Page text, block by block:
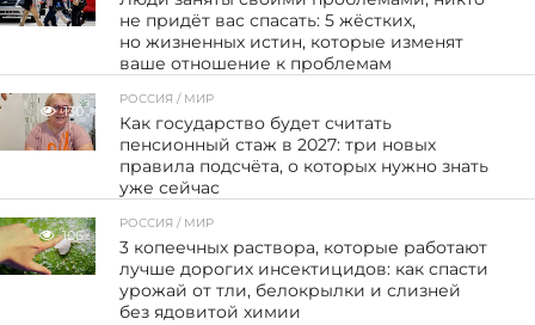
не придёт вас спасать: 5 жёстких,
но жизненных истин, которые изменят
ваше отношение к проблемам
130
РОССИЯ / МИР
Как государство будет считать
пенсионный стаж в 2027: три новых
правила подсчёта, о которых нужно знать
уже сейчас
106
РОССИЯ / МИР
3 копеечных раствора, которые работают
лучше дорогих инсектицидов: как спасти
урожай от тли, белокрылки и слизней
без ядовитой химии